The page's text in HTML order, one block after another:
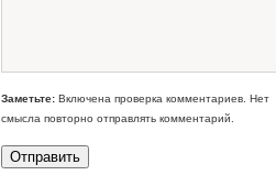
Заметьте:Включена проверка комментариев. Нет
смысла повторно отправлять комментарий.